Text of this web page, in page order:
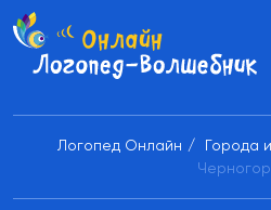
Логопед Онлайн Города